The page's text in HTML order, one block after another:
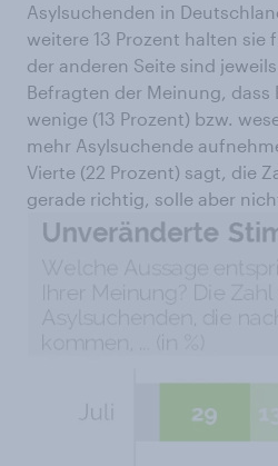
Asylsuchenden in
weitere 13 Prozent halten sie
der anderen Seite sind
Befragten der Meinung, dass
wenige (13 Prozent) bzw.
mehr Asylsuchende
Vierte (22 Prozent) sagt, die
gerade richtig, solle aber